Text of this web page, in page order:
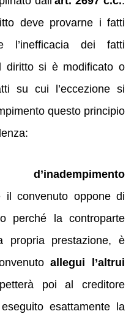
deve provarne i fatti
l’inefficacia dei fatti
diritto si è modificato o
su cui l’eccezione si
questo principio
il convenuto oppone di
perché la controparte
propria prestazione, è
allegui l’altrui
poi al creditore
esattamente la